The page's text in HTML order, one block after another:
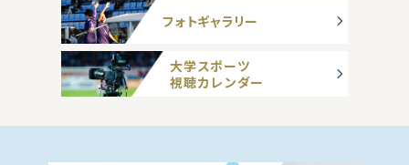
フォトギャラリー
大学スポーツ
視聴カレンダー